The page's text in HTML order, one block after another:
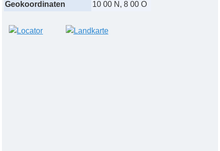
Geokoordinaten
10 00 N, 8 00 O